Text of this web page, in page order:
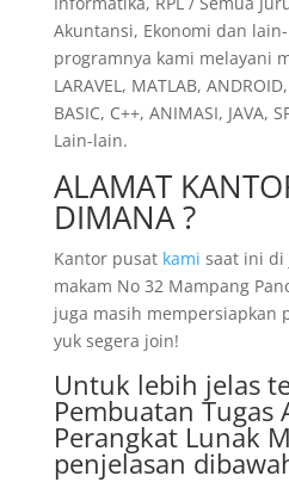
Akuntansi, Ekonomi dan
programnya kami melayani
LARAVEL, MATLAB,
BASIC, C++, ANIMASI, JAVA,
Lain-lain.
ALAMAT
DIMANA ?
Kantor pusat kami saat ini di
makam No 32 Mampang
juga masih mempersiapkan
yuk segera join!
Untuk lebih jelas
Pembuatan Tugas
Perangkat Lunak
penjelasan